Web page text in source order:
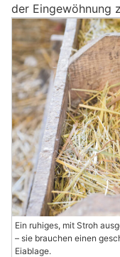
der Eingewöhnung
Ein ruhiges, mit Stroh
– sie brauchen einen
Eiablage.